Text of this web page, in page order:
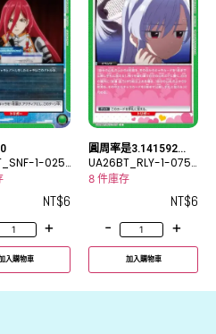
1-025
NT$6
+
入購物車
圓周率是3.141592…
UA26BT_RLY-1-075
C
8 件庫存
NT$6
-
+
加入購物車